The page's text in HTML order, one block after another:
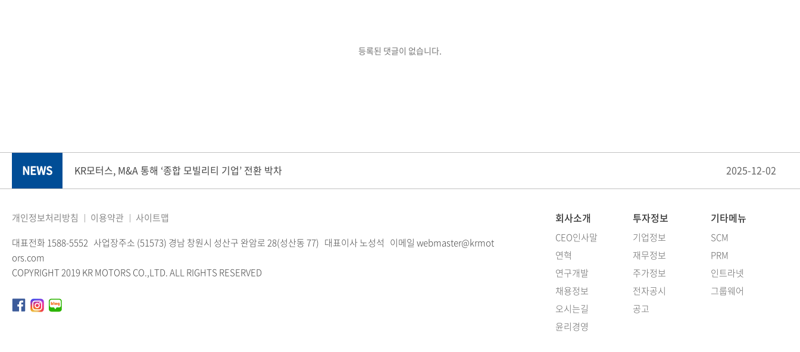
등록된 댓글이 없습니다.
NEWS KR모터스, M&A 통해 ‘종합 모빌리티 기업’ 전환 박차 2025-12-02
개인정보처리방침 이용약관
사이트맵
대표전화 1588-5552 사업장주소 (51573) 경남 창원시 성산구 완암로 28(성산동 77) 대표이사 노성석 이메일 webmaster@krmot
ors.com
COPYRIGHT 2019 KR MOTORS CO.,LTD. ALL RIGHTS RESERVED
회사소개
CEO인사말
연혁
연구개발
채용정보
오시는길
윤리경영
투자정보
기업정보
재무정보
주가정보
전자공시
공고
기타메뉴
SCM
PRM
인트라넷
그룹웨어